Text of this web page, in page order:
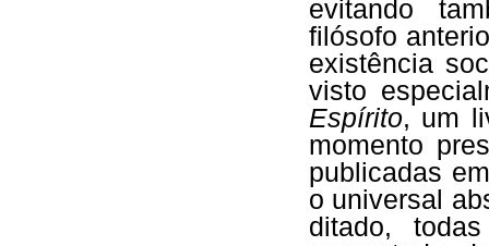
evitando
filósofo
existência
visto
Espírito, um
momento
publicadas
o universal
ditado,